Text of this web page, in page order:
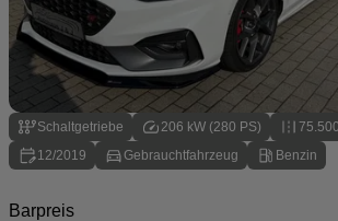
Schaltgetriebe 206 kW (280 PS)
12/2019
Gebrauchtfahrzeug Benzin
Barpreis